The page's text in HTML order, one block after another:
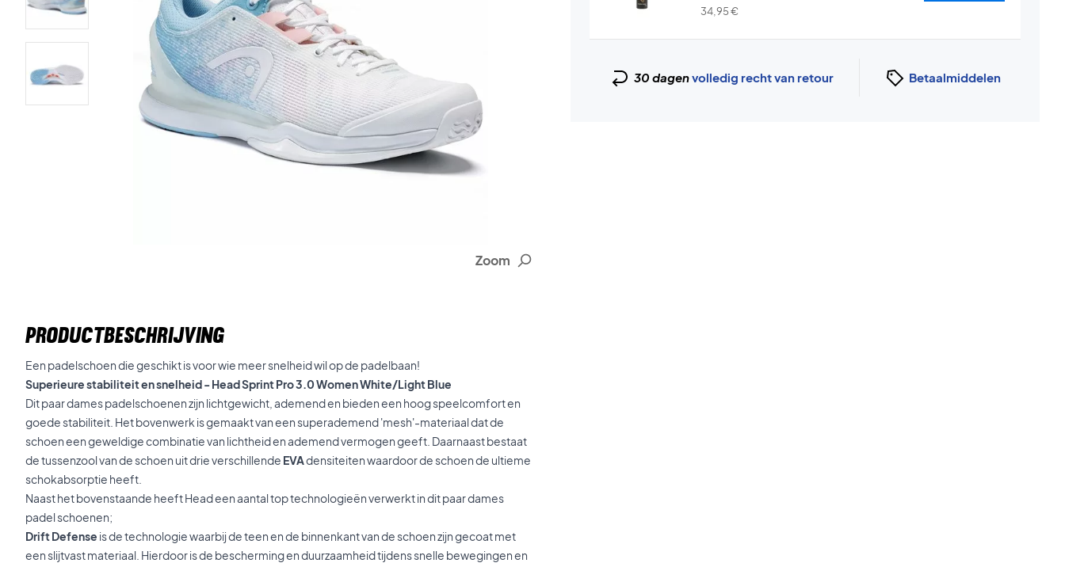
Zoom
PRODUCTBESCHRIJVING
Een padelschoen die geschikt is voor wie meer snelheid wil op de padelbaan!
Superieure stabiliteit en snelheid - Head Sprint Pro 3.0 Women White/Light Blue
Dit paar dames padelschoenen zijn lichtgewicht, ademend en bieden een hoog speelcomfort en
goede stabiliteit. Het bovenwerk is gemaakt van een superademend 'mesh'-materiaal dat de
schoen een geweldige combinatie van lichtheid en ademend vermogen geeft. Daarnaast bestaat
de tussenzool van de schoen uit drie verschillende EVAdensiteiten waardoor de schoen de ultieme
schokabsorptie heeft.
Naast het bovenstaande heeft Head een aantal top technologieën verwerkt in dit paar dames
padel schoenen;
Drift Defense is de technologie waarbij de teen en de binnenkant van de schoen zijn gecoat met
een slijtvast materiaal. Hierdoor is de bescherming en duurzaamheid tijdens snelle bewegingen en
34,95€
30 dagenvolledig recht van retour Betaalmiddelen